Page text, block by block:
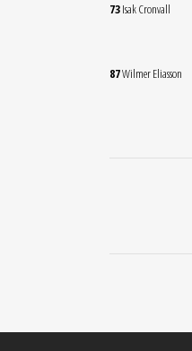
73Isak Cronvall
87Wilmer Eliasson